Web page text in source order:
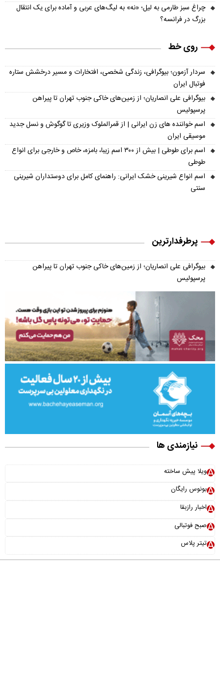
چراغ سبز طارمی به لیل؛ «نه» به لیگ‌های عربی و آماده برای یک انتقال
بزرگ در فرانسه؟
روی خط
سردار آزمون؛ بیوگرافی، زندگی شخصی، افتخارات و مسیر درخشش ستاره
فوتبال ایران
بیوگرافی علی انصاریان؛ از زمین‌های خاکی جنوب تهران تا پیراهن
پرسپولیس
اسم خواننده های زن ایرانی | از قمرالملوک وزیری تا گوگوش و نسل جدید
موسیقی ایران
اسم برای طوطی | بیش از ۳۰۰ اسم زیبا، بامزه، خاص و خارجی برای انواع
طوطی
اسم انواع شیرینی خشک ایرانی: راهنمای کامل برای دوستداران شیرینی
سنتی
پرطرفدارترین
بیوگرافی علی انصاریان؛ از زمین‌های خاکی جنوب تهران تا پیراهن
پرسپولیس
نیازمندی ها
ویلا پیش ساخته
بونوس رایگان
اخبار رازبقا
صبح فوتبالی
تیتر پلاس